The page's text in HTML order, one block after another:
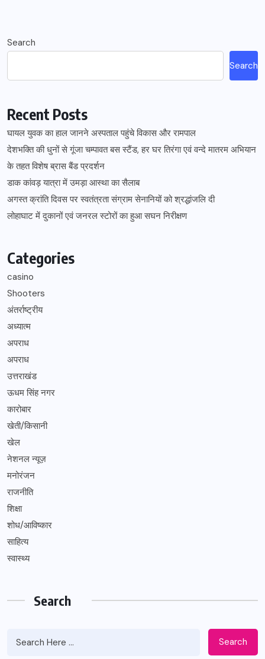
Search
Search
Recent Posts
घायल युवक का हाल जानने अस्पताल पहुंचे विकास और रामपाल
देशभक्ति की धुनों से गूंजा चम्पावत बस स्टैंड, हर घर तिरंगा एवं वन्दे मातरम अभियान
के तहत विशेष ब्रास बैंड प्रदर्शन
डाक कांवड़ यात्रा में उमड़ा आस्था का सैलाब
अगस्त क्रांति दिवस पर स्वतंत्रता संग्राम सेनानियों को श्रद्धांजलि दी
लोहाघाट में दुकानों एवं जनरल स्टोरों का हुआ सघन निरीक्षण
Categories
casino
Shooters
अंतर्राष्ट्रीय
अध्यात्म
अपराध
अपराध
उत्तराखंड
ऊधम सिंह नगर
कारोबार
खेती/किसानी
खेल
नेशनल न्यूज़
मनोरंजन
राजनीति
शिक्षा
शोध/आविष्कार
साहित्य
स्वास्थ्य
Search
Search